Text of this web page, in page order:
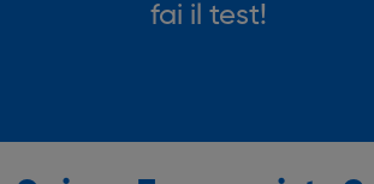
fai il test!